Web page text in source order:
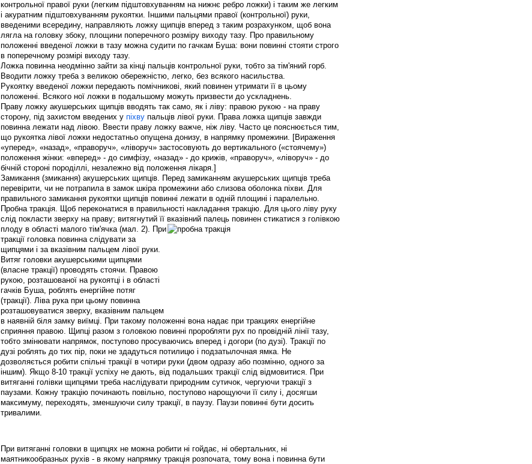
контрольної правої руки (легким підштовхуванням на нижнє ребро ложки) і таким же легким
і акуратним підштовхуванням рукоятки. Іншими пальцями правої (контрольної) руки,
введеними всередину, направляють ложку щипців вперед з таким розрахунком, щоб вона
лягла на головку збоку, площини поперечного розміру виходу тазу. Про правильному
положенні введеної ложки в тазу можна судити по гачкам Буша: вони повинні стояти строго
в поперечному розмірі виходу тазу.
Ложка повинна неодмінно зайти за кінці пальців контрольної руки, тобто за тім'яний горб.
Вводити ложку треба з великою обережністю, легко, без всякого насильства.
Рукоятку введеної ложки передають помічникові, який повинен утримати її в цьому
положенні. Всякого ної ложки в подальшому можуть призвести до ускладнень.
Праву ложку акушерських щипців вводять так само, як і ліву: правою рукою - на праву
сторону, під захистом введених у піхву пальців лівої руки. Права ложка щипців завжди
повинна лежати над лівою. Ввести праву ложку важче, ніж ліву. Часто це пояснюється тим,
що рукоятка лівої ложки недостатньо опущена донизу, в напрямку промежини. [Вираження
«уперед», «назад», «праворуч», «ліворуч» застосовують до вертикального («стоячему»)
положення жінки: «вперед» - до симфізу, «назад» - до крижів, «праворуч», «ліворуч» - до
бічній стороні породіллі, незалежно від положення лікаря.]
Замикання (змикання) акушерських щипців. Перед замиканням акушерських щипців треба
перевірити, чи не потрапила в замок шкіра промежини або слизова оболонка піхви. Для
правильного замикання рукоятки щипців повинні лежати в одній площині і паралельно.
Пробна тракція. Щоб переконатися в правильності накладання тракцію. Для цього ліву руку
слід покласти зверху на праву; витягнутий її вказівний палець повинен стикатися з голівкою
плоду в області малого тім'ячка (мал. 2). При
тракції головка повинна слідувати за
щипцями і за вказівним пальцем лівої руки.
Витяг головки акушерськими щипцями
(власне тракції) проводять стоячи. Правою
рукою, розташованої на рукоятці і в області
гачків Буша, роблять енергійне потяг
(тракції). Ліва рука при цьому повинна
розташовуватися зверху, вказівним пальцем
в наявній біля замку виїмці. При такому положенні вона надає при тракциях енергійне
сприяння правою. Щипці разом з головкою повинні проробляти рух по провідній лінії тазу,
тобто змінювати напрямок, поступово просуваючись вперед і догори (по дузі). Тракції по
дузі роблять до тих пір, поки не здадуться потилицю і подзатылочная ямка. Не
дозволяється робити спільні тракції в чотири руки (двом одразу або позмінно, одного за
іншим). Якщо 8-10 тракції успіху не дають, від подальших тракції слід відмовитися. При
витяганні голівки щипцями треба наслідувати природним сутичок, чергуючи тракції з
паузами. Кожну тракцію починають повільно, поступово нарощуючи її силу і, досягши
максимуму, переходять, зменшуючи силу тракції, в паузу. Паузи повинні бути досить
тривалими.
При витяганні головки в щипцях не можна робити ні гойдає, ні обертальних, ні
маятникообразных рухів - в якому напрямку тракція розпочата, тому вона і повинна бути